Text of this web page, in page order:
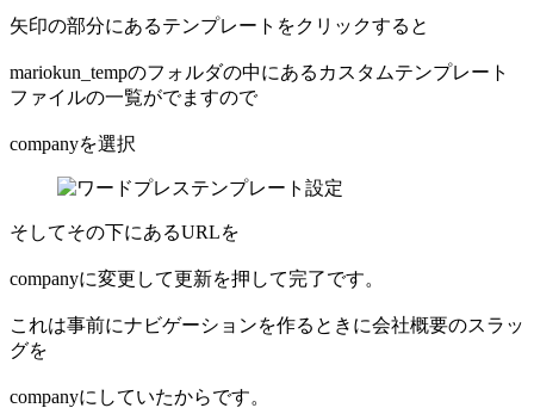
矢印の部分にあるテンプレートをクリックすると
mariokun_tempのフォルダの中にあるカスタムテンプレート
ファイルの一覧がでますので
companyを選択
そしてその下にあるURLを
companyに変更して更新を押して完了です。
これは事前にナビゲーションを作るときに会社概要のスラッ
グを
companyにしていたからです。